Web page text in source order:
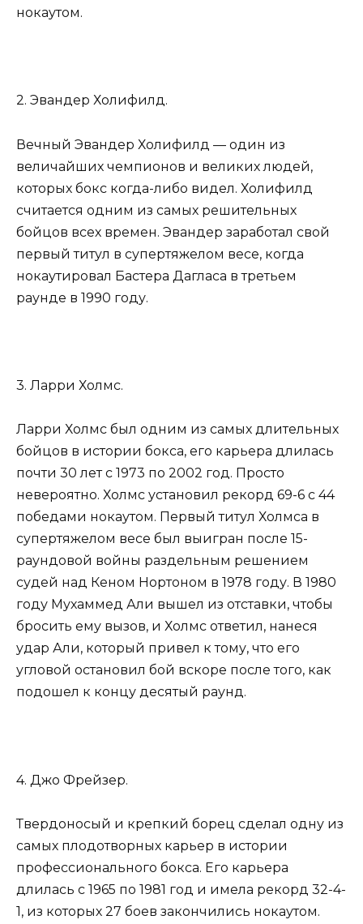
нокаутом.
2. Эвандер Холифилд.
Вечный Эвандер Холифилд — один из
величайших чемпионов и великих людей,
которых бокс когда-либо видел. Холифилд
считается одним из самых решительных
бойцов всех времен. Эвандер заработал свой
первый титул в супертяжелом весе, когда
нокаутировал Бастера Дагласа в третьем
раунде в 1990 году.
3. Ларри Холмс.
Ларри Холмс был одним из самых длительных
бойцов в истории бокса, его карьера длилась
почти 30 лет с 1973 по 2002 год. Просто
невероятно. Холмс установил рекорд 69-6 с 44
победами нокаутом. Первый титул Холмса в
супертяжелом весе был выигран после 15-
раундовой войны раздельным решением
судей над Кеном Нортоном в 1978 году. В 1980
году Мухаммед Али вышел из отставки, чтобы
бросить ему вызов, и Холмс ответил, нанеся
удар Али, который привел к тому, что его
угловой остановил бой вскоре после того, как
подошел к концу десятый раунд.
4. Джо Фрейзер.
Твердоносый и крепкий борец сделал одну из
самых плодотворных карьер в истории
профессионального бокса. Его карьера
длилась с 1965 по 1981 год и имела рекорд 32-4-
1, из которых 27 боев закончились нокаутом.